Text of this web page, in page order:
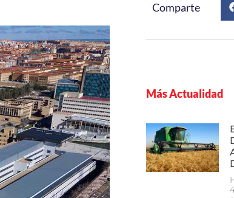
Comparte
Más Actualidad